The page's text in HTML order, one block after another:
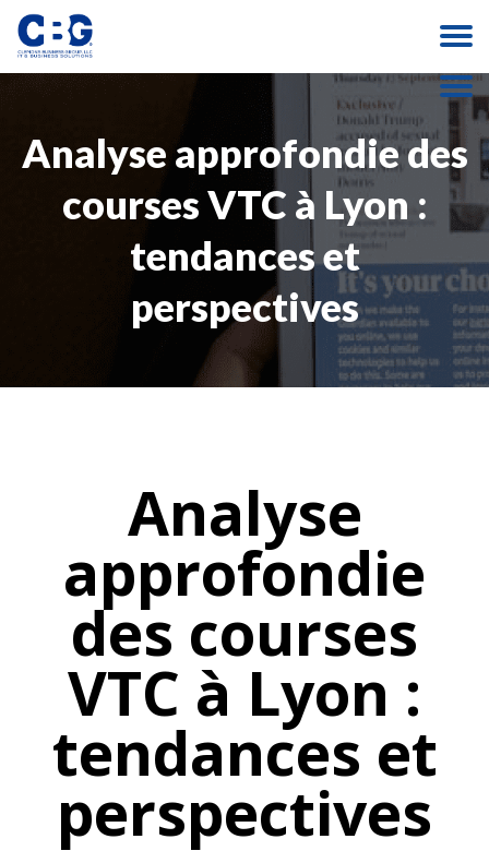
Analyse approfondie des
courses VTC à Lyon :
tendances et
perspectives
Analyse
approfondie
des courses
VTC à Lyon :
tendances et
perspectives